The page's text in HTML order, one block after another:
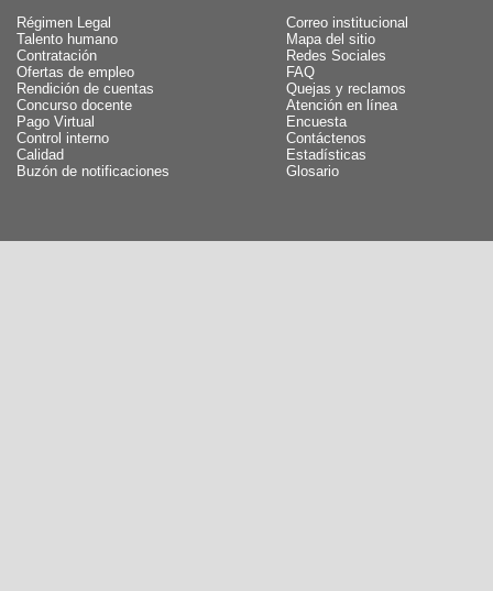
Régimen Legal
Talento humano
Contratación
Ofertas de empleo
Rendición de cuentas
Concurso docente
Pago Virtual
Control interno
Calidad
Buzón de notificaciones
Correo institucional
Mapa del sitio
Redes Sociales
FAQ
Quejas y reclamos
Atención en línea
Encuesta
Contáctenos
Estadísticas
Glosario